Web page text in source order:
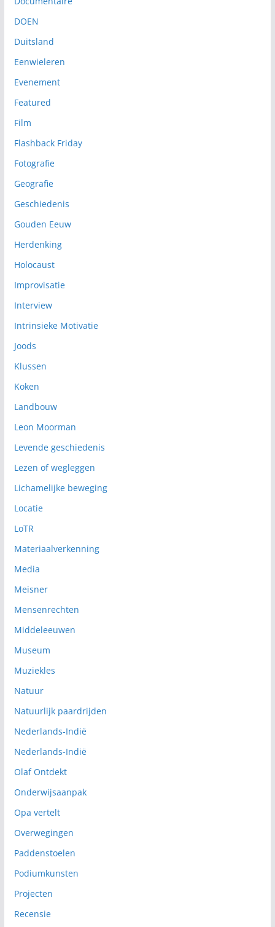
DOEN
Duitsland
Eenwieleren
Evenement
Featured
Film
Flashback Friday
Fotografie
Geografie
Geschiedenis
Gouden Eeuw
Herdenking
Holocaust
Improvisatie
Interview
Intrinsieke Motivatie
Joods
Klussen
Koken
Landbouw
Leon Moorman
Levende geschiedenis
Lezen of wegleggen
Lichamelijke beweging
Locatie
LoTR
Materiaalverkenning
Media
Meisner
Mensenrechten
Middeleeuwen
Museum
Muziekles
Natuur
Natuurlijk paardrijden
Nederlands-Indië
Nederlands-Indië
Olaf Ontdekt
Onderwijsaanpak
Opa vertelt
Overwegingen
Paddenstoelen
Podiumkunsten
Projecten
Recensie